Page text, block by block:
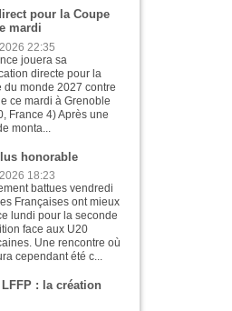
pour la Coupe
mardi
22:35
jouera sa
directe pour la
du monde 2027 contre
ce mardi à Grenoble
France 4) Après une
monta...
honorable
18:23
battues vendredi
Françaises ont mieux
lundi pour la seconde
face aux U20
Une rencontre où
cependant été c...
: la création